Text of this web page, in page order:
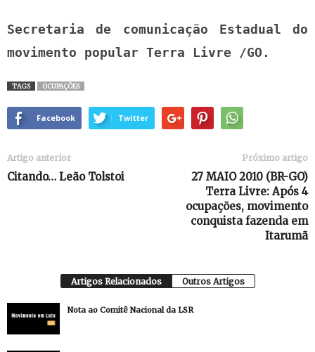
Secretaria de comunicação Estadual do
movimento popular Terra Livre /GO.
TAGS OCUPAÇÕES
Facebook Twitter
Artigo anterior
Citando… Leão Tolstoi
Próximo artigo
27 MAIO 2010 (BR-GO)
Terra Livre: Após 4
ocupações, movimento
conquista fazenda em
Itarumã
Artigos Relacionados Outros Artigos
Nota ao Comitê Nacional da LSR